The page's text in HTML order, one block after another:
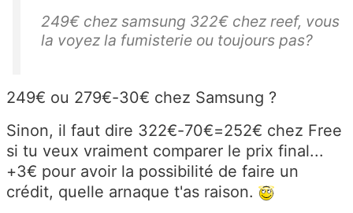
249€ chez samsung 322€ chez reef, vous
la voyez la fumisterie ou toujours pas?
249€ ou 279€-30€ chez Samsung ?
Sinon, il faut dire 322€-70€=252€ chez Free
si tu veux vraiment comparer le prix final...
+3€ pour avoir la possibilité de faire un
crédit, quelle arnaque t'as raison.